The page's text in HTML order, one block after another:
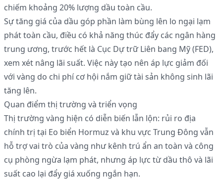
chiếm khoảng 20% lượng dầu toàn cầu.
Sự tăng giá của dầu góp phần làm bùng lên lo ngại lạm
phát toàn cầu, điều có khả năng thúc đẩy các ngân hàng
trung ương, trước hết là Cục Dự trữ Liên bang Mỹ (FED),
xem xét nâng lãi suất. Việc này tạo nên áp lực giảm đối
với vàng do chi phí cơ hội nắm giữ tài sản không sinh lãi
tăng lên.
Quan điểm thị trường và triển vọng
Thị trường vàng hiện có diễn biến lẫn lộn: rủi ro địa
chính trị tại Eo biển Hormuz và khu vực Trung Đông vẫn
hỗ trợ vai trò của vàng như kênh trú ẩn an toàn và công
cụ phòng ngừa lạm phát, nhưng áp lực từ dầu thô và lãi
suất cao lại đẩy giá xuống ngắn hạn.